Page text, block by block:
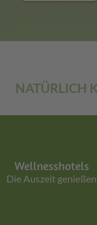
NATÜRLICH
Wellnesshotels
Die Auszeit genießen